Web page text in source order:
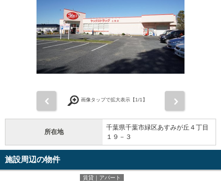
画像タップで拡大表示【1/1】
所在地
千葉県千葉市緑区あすみが丘４丁目
１９－３
施設周辺の物件
賃貸｜アパート